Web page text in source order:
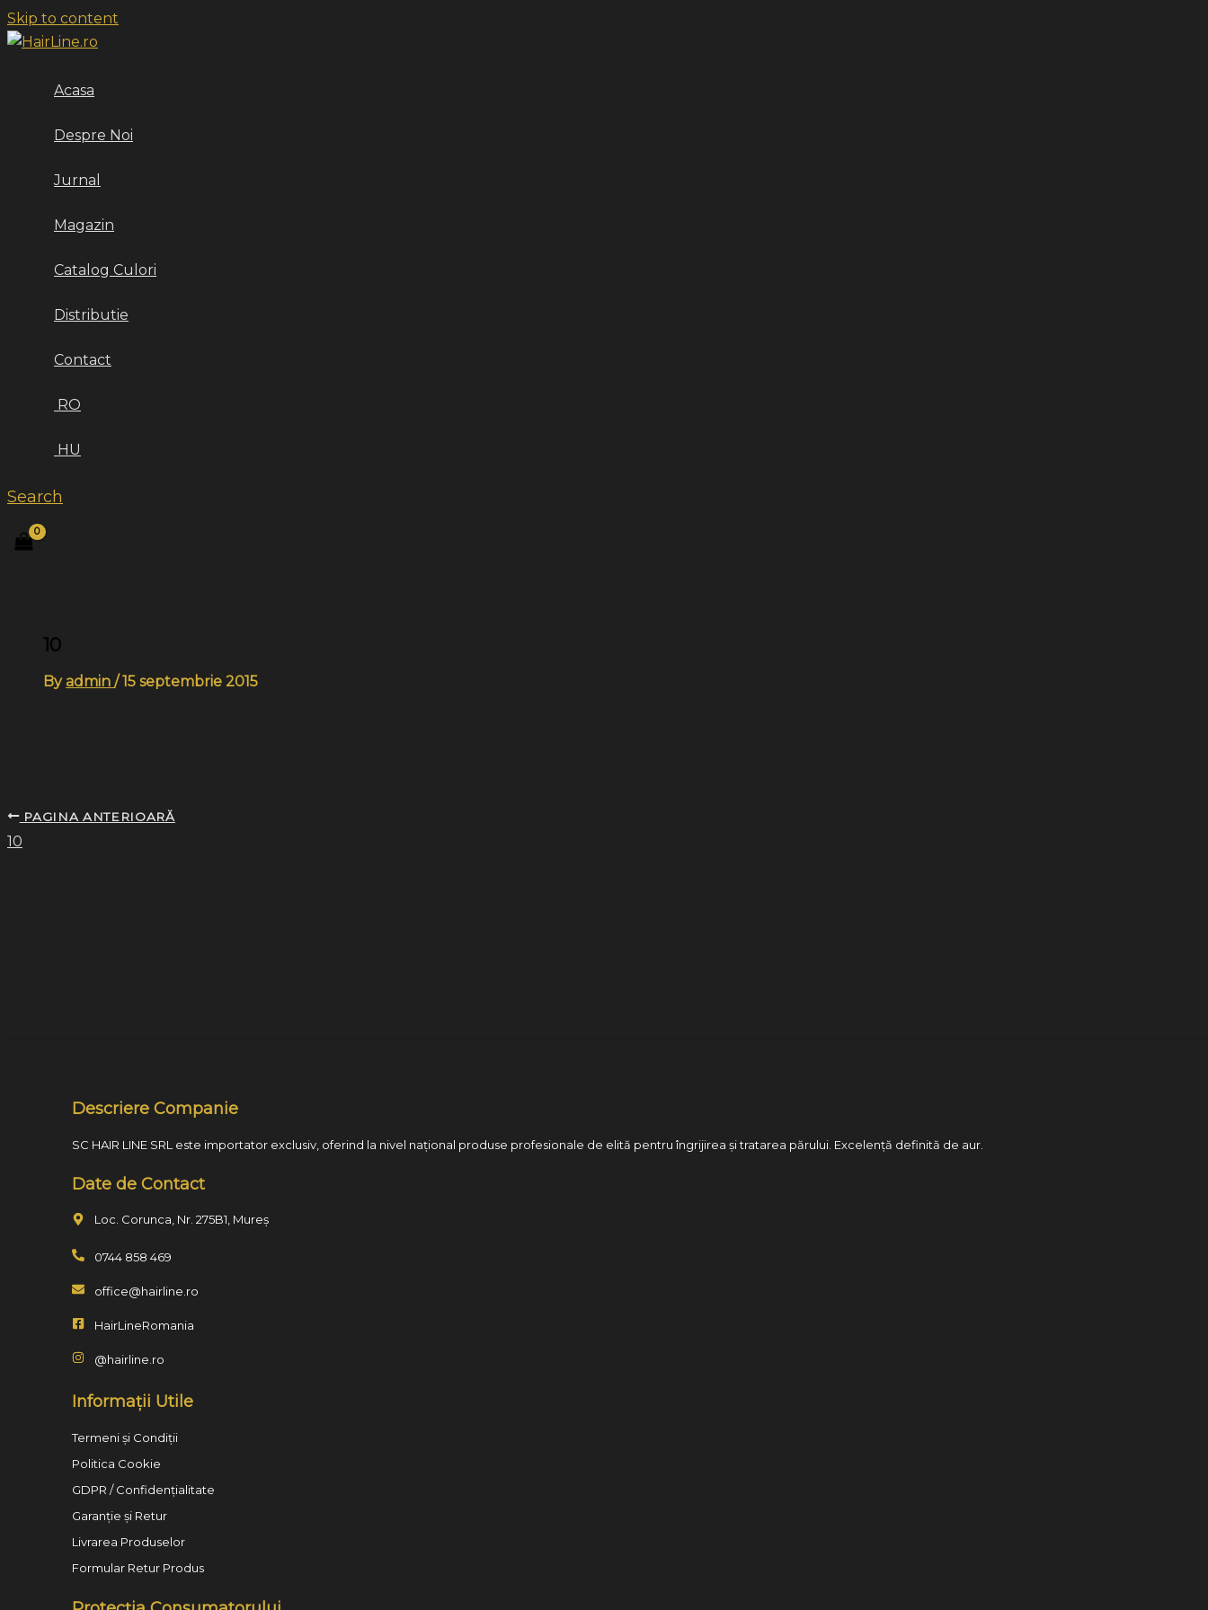
Skip to content
Acasa
Despre Noi
Jurnal
Magazin
Catalog Culori
Distributie
Contact
RO
HU
Search
10
By admin /15 septembrie 2015
PAGINA ANTERIOARĂ
10
Descriere Companie
SC HAIR LINE SRL este importator exclusiv, oferind la nivel național produse profesionale de elită pentru îngrijirea și tratarea părului. Excelență definită de aur.
Date de Contact
Loc. Corunca, Nr. 275B1, Mureș
0744 858 469
office@hairline.ro
HairLineRomania
@hairline.ro
Informații Utile
Termeni și Condiții
Politica Cookie
GDPR / Confidențialitate
Garanție și Retur
Livrarea Produselor
Formular Retur Produs